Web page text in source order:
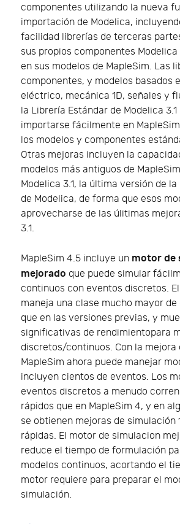
componentes utilizando la nueva
importación de Modelica,
facilidad librerías de terceras
sus propios componentes
en sus modelos de MapleSim. Las
componentes, y modelos basados
eléctrico, mecánica 1D, señales y
la Librería Estándar de Modelica 3.1
importarse fácilmente en
los modelos y componentes
Otras mejoras incluyen la
modelos más antiguos de
Modelica 3.1, la última versión de
de Modelica, de forma que esos
aprovecharse de las úlitimas
3.1.
MapleSim 4.5 incluye un motor de
mejorado que puede simular
continuos con eventos discretos.
maneja una clase mucho mayor
que en las versiones previas, y
significativas de rendimientopara
discretos/continuos. Con la mejora
MapleSim ahora puede manejar
incluyen cientos de eventos. Los
eventos discretos a menudo
rápidos que en MapleSim 4, y en
se obtienen mejoras de simulación
rápidas. El motor de simulacion
reduce el tiempo de formulación
modelos continuos, acortando el
motor requiere para preparar el
simulación.